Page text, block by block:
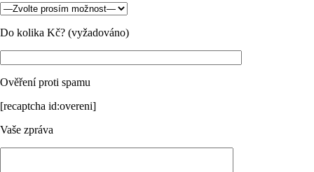
Do kolika Kč? (vyžadováno)
Ověření proti spamu
[recaptcha id:overeni]
Vaše zpráva